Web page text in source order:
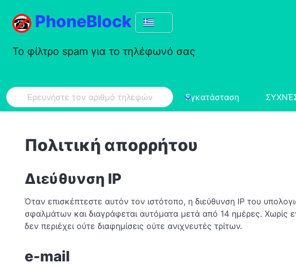
PhoneBlock
Το φίλτρο spam για το τηλέφωνό σας
Εγκατάσταση
Πολιτική απορρήτου
Διεύθυνση IP
Όταν επισκέπτεστε αυτόν τον ιστότοπο, η διεύθυνση IP του
σφαλμάτων και διαγράφεται αυτόματα μετά από 14 ημέρες. Χωρίς
δεν περιέχει ούτε διαφημίσεις ούτε ανιχνευτές τρίτων.
e-mail